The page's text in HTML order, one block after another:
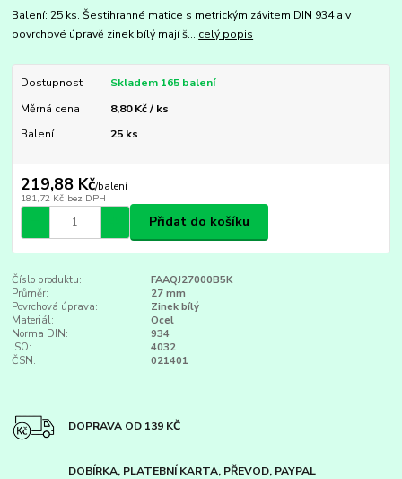
Balení: 25 ks. Šestihranné matice s metrickým závitem DIN 934 a v
povrchové úpravě zinek bílý mají š... celý popis
Dostupnost
Skladem 165 balení
Měrná cena
8,80 Kč / ks
Balení
25 ks
219,88 Kč/balení
181,72 Kč bez DPH
Přidat do košíku
Číslo produktu:
FAAQJ27000B5K
Průměr:
27 mm
Povrchová úprava:
Zinek bílý
Materiál:
Ocel
Norma DIN:
934
ISO:
4032
ČSN:
021401
DOPRAVA OD 139 KČ
DOBÍRKA, PLATEBNÍ KARTA, PŘEVOD, PAYPAL